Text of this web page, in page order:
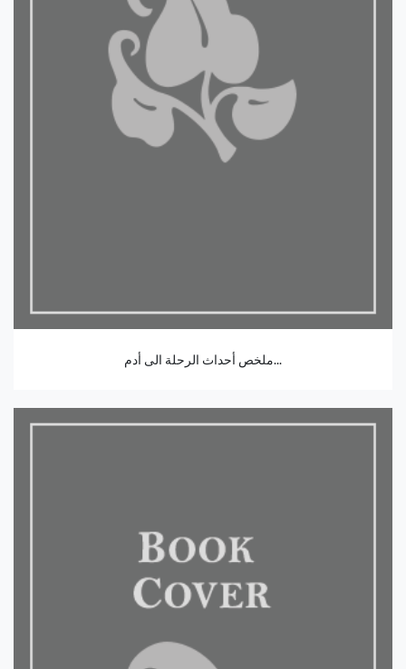
ملخص أحداث الرحلة الى أدم...